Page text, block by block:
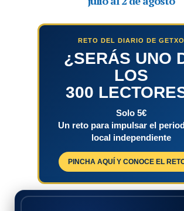
RETO DEL DIARIO DE GETXO
¿SERÁS UNO
LOS
300
Solo 5€
Un reto para impulsar el
local independiente
PINCHA AQUÍ Y CONOCE EL